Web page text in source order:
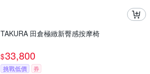
TAKURA 田倉極緻新臀感按摩椅
$33,800
挑戰低價 券